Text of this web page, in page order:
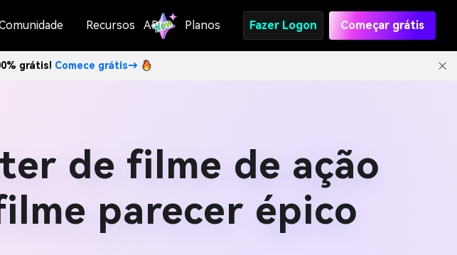
Recursos API Planos Fazer Logon Começar grátis
grátis! Comece grátis→
de filme de ação
parecer épico